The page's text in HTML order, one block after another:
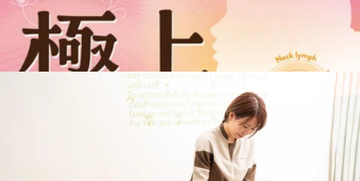
メディロムグループは、次の場合を除き、個人情報を第三者に開示
または提供しません。
(1) ご本人様の同意がある場合
(3) 人の生命、身体又は財産の保護のために必要であって、ご本人様
の同意を取ることが困難な場合
(4) 利用目的の達成に必要な範囲で、個人情報の取り扱いを委託する